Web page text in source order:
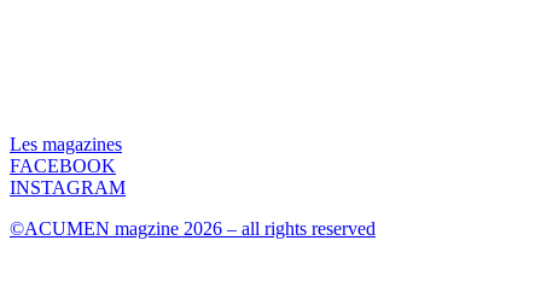
Les magazines
FACEBOOK
INSTAGRAM
©ACUMEN magzine 2026 – all rights reserved